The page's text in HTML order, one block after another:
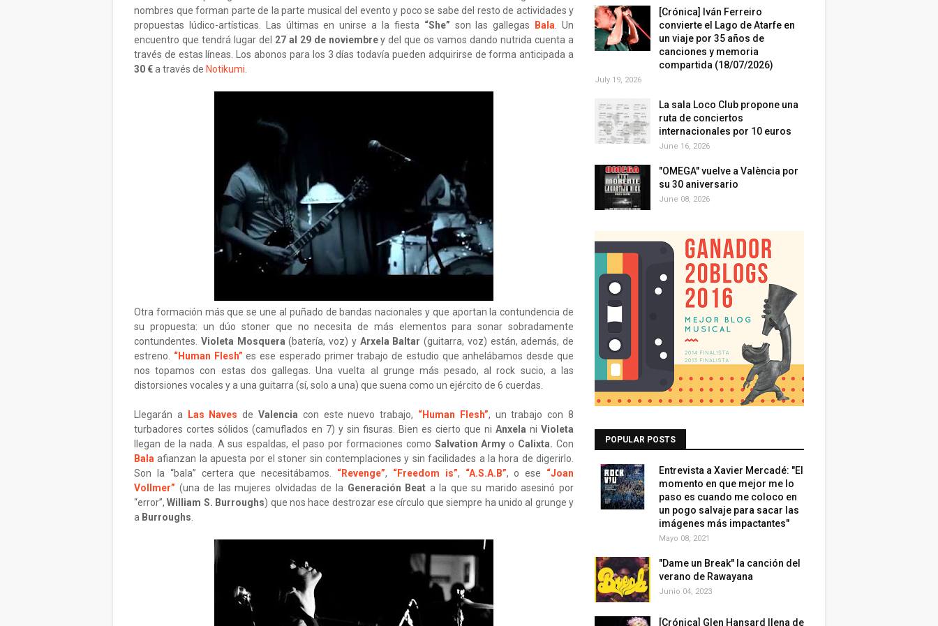
nombres que forman parte de la parte musical del evento y poco se sabe del resto de actividades y
propuestas lúdico-artísticas. Las últimas en unirse a la fiesta “She” son las gallegas Bala . Un
encuentro que tendrá lugar del 27 al 29 de noviembrey del que os vamos dando nutrida cuenta a
través de estas líneas. Los abonos para los 3 días todavía pueden adquirirse de forma anticipada a
30 €a través de Notikumi
Otra formación más que se une al puñado de bandas nacionales y que aportan la contundencia de
su propuesta: un dúo stoner que no necesita de más elementos para sonar sobradamente
contundentes. Violeta Mosquera (batería, voz) y Arxela Baltar (guitarra, voz) están, además, de
estreno. “Human Flesh” es ese esperado primer trabajo de estudio que anhelábamos desde que
nos topamos con estas dos gallegas. Una vuelta al grunge más pesado, al rock sucio, a las
distorsiones vocales y a una guitarra (sí, solo a una) que suena como un ejército de 6 cuerdas.
Llegarán a Las Naves deValencia con este nuevo trabajo, “Human Flesh”, un trabajo con 8
turbadores cortes sólidos (camuflados en 7) y sin fisuras. Bien es cierto que ni Anxela ni Violeta
llegan de la nada. A sus espaldas, el paso por formaciones como Salvation Army o Calixta. Con
Bala afianzan la apuesta por el stoner sin contemplaciones y sin facilidades a la hora de digerirlo.
Son la “bala” certera que necesitábamos. “Revenge”, “Freedom is”, “A.S.A.B”, o ese “Joan
Vollmer” (una de las mujeres olvidadas de la Generación Beat a la que su marido asesinó por
“error”,William S. Burroughs) que nos hace destrozar ese círculo que siempre ha unido al grunge y
a Burroughs
[Crónica] Iván Ferreiro
convierte el Lago de Atarfe en
un viaje por 35 años de
canciones y memoria
compartida (18/07/2026)
July 19, 2026
La sala Loco Club propone una
ruta de conciertos
internacionales por 10 euros
June 16, 2026
"OMEGA" vuelve a València por
su 30 aniversario
June 08, 2026
POPULAR POSTS
Entrevista a Xavier Mercadé: "El
momento en que mejor me lo
paso es cuando me coloco en
un pogo salvaje para sacar las
imágenes más impactantes"
Mayo 08, 2021
"Dame un Break" la canción del
verano de Rawayana
Junio 04, 2023
[Crónica] Glen Hansard llena de